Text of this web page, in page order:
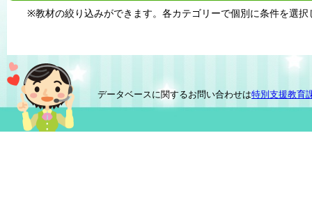
※教材の絞り込みができます。各カテゴリーで個別に条件を選択
データベースに関するお問い合わせは特別支援教育